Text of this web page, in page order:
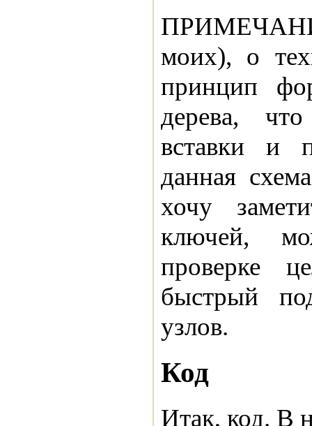
моих), о
принцип
дерева,
вставки и
данная
хочу
ключей,
проверке
быстрый
узлов.
Код
Итак, код. В